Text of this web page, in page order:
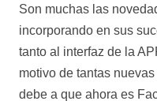
Son muchas las
incorporando en sus
tanto al interfaz de la
motivo de tantas
debe a que ahora es